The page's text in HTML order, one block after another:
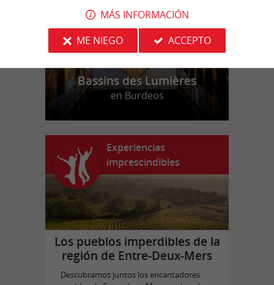
Bassins des Lumières
en Burdeos
Experiencias
imprescindibles
Los pueblos imperdibles de la
región de Entre-Deux-Mers
Descubramos juntos los encantadores
MÁS INFORMACIÓN
ME NIEGO
ACCEPTO